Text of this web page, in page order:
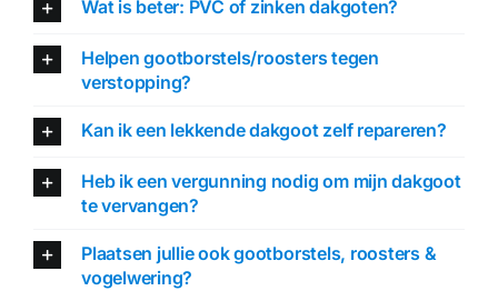
Wat is beter: PVC of zinken dakgoten?
Helpen gootborstels/roosters tegen
verstopping?
Kan ik een lekkende dakgoot zelf repareren?
Heb ik een vergunning nodig om mijn dakgoot
te vervangen?
Plaatsen jullie ook gootborstels, roosters &
vogelwering?